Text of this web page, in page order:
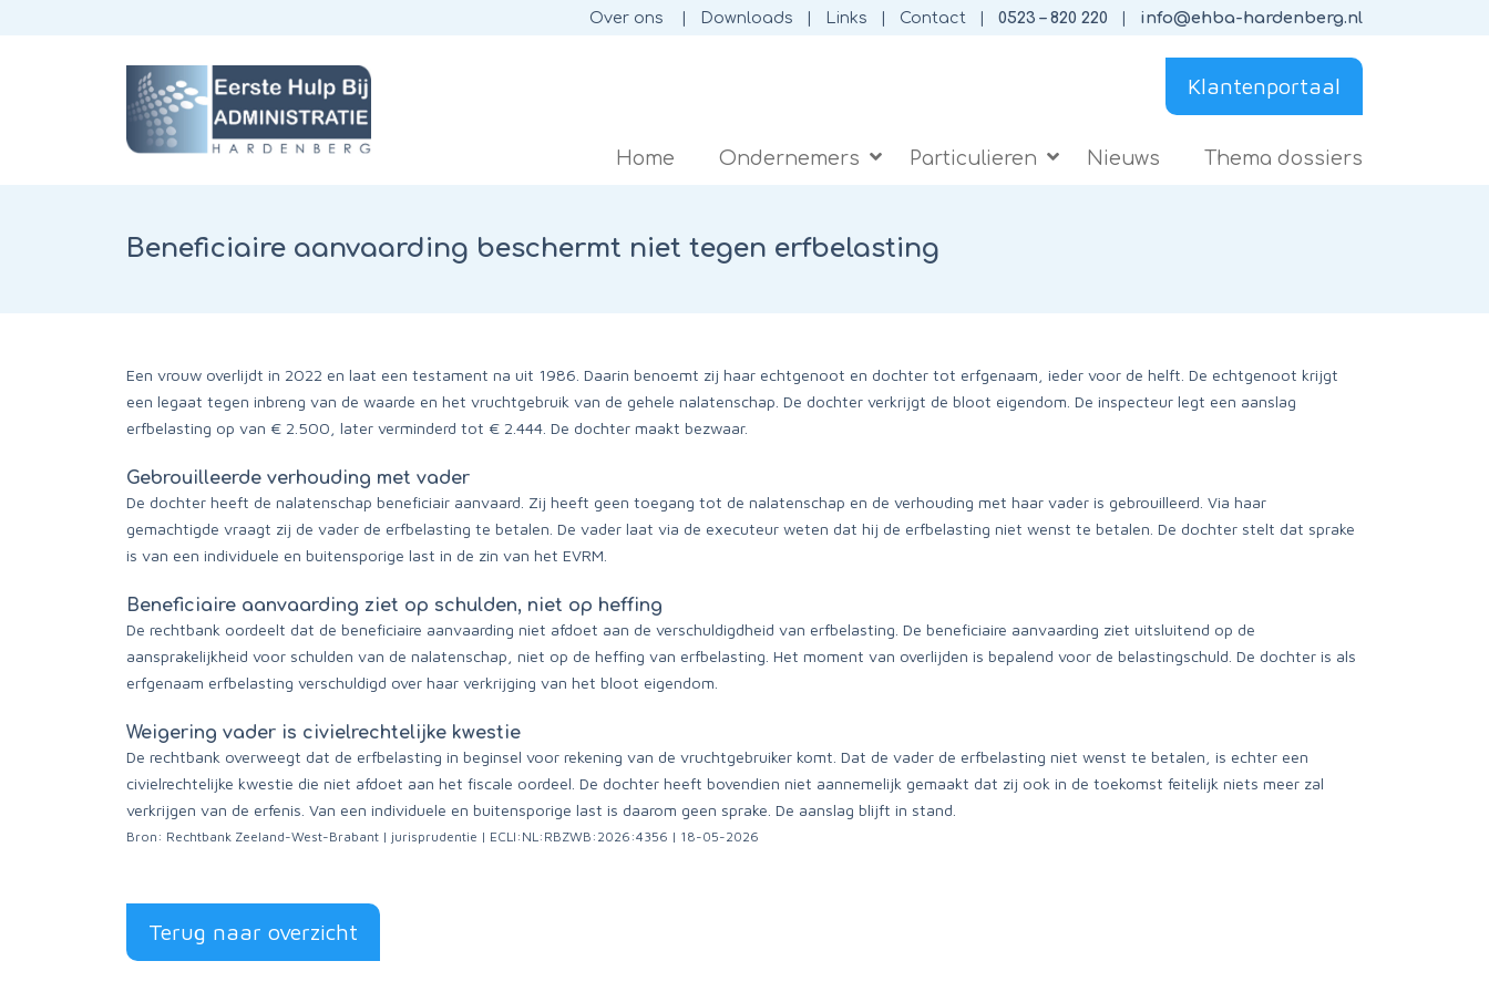
Over ons Downloads Links Contact 0523 – 820 220 info@ehba-hardenberg.nl
Klantenportaal
Home Ondernemers Particulieren Nieuws Thema dossiers
Beneficiaire aanvaarding beschermt niet tegen erfbelasting
Een vrouw overlijdt in 2022 en laat een testament na uit 1986. Daarin benoemt zij haar echtgenoot en dochter tot erfgenaam, ieder voor de helft. De echtgenoot krijgt
een legaat tegen inbreng van de waarde en het vruchtgebruik van de gehele nalatenschap. De dochter verkrijgt de bloot eigendom. De inspecteur legt een aanslag
erfbelasting op van € 2.500, later verminderd tot € 2.444. De dochter maakt bezwaar.
Gebrouilleerde verhouding met vader
De dochter heeft de nalatenschap beneficiair aanvaard. Zij heeft geen toegang tot de nalatenschap en de verhouding met haar vader is gebrouilleerd. Via haar
gemachtigde vraagt zij de vader de erfbelasting te betalen. De vader laat via de executeur weten dat hij de erfbelasting niet wenst te betalen. De dochter stelt dat sprake
is van een individuele en buitensporige last in de zin van het EVRM.
Beneficiaire aanvaarding ziet op schulden, niet op heffing
De rechtbank oordeelt dat de beneficiaire aanvaarding niet afdoet aan de verschuldigdheid van erfbelasting. De beneficiaire aanvaarding ziet uitsluitend op de
aansprakelijkheid voor schulden van de nalatenschap, niet op de heffing van erfbelasting. Het moment van overlijden is bepalend voor de belastingschuld. De dochter is als
erfgenaam erfbelasting verschuldigd over haar verkrijging van het bloot eigendom.
Weigering vader is civielrechtelijke kwestie
De rechtbank overweegt dat de erfbelasting in beginsel voor rekening van de vruchtgebruiker komt. Dat de vader de erfbelasting niet wenst te betalen, is echter een
civielrechtelijke kwestie die niet afdoet aan het fiscale oordeel. De dochter heeft bovendien niet aannemelijk gemaakt dat zij ook in de toekomst feitelijk niets meer zal
verkrijgen van de erfenis. Van een individuele en buitensporige last is daarom geen sprake. De aanslag blijft in stand.
Bron: Rechtbank Zeeland-West-Brabant | jurisprudentie | ECLI:NL:RBZWB:2026:4356 | 18-05-2026
Terug naar overzicht